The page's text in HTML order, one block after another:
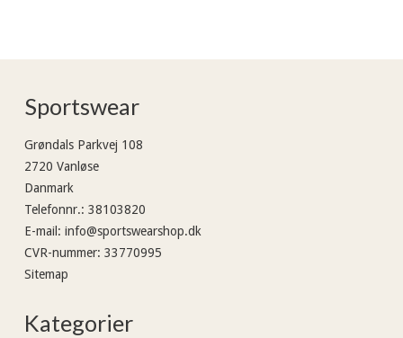
Sportswear
Grøndals Parkvej 108
2720 Vanløse
Danmark
Telefonnr.: 38103820
E-mail : info@sportswearshop.dk
CVR-nummer: 33770995
Sitemap
Kategorier